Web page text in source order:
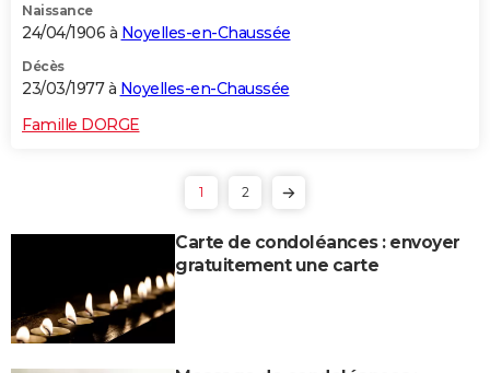
Naissance
24/04/1906 à Noyelles-en-Chaussée
Décès
23/03/1977 à Noyelles-en-Chaussée
Famille DORGE
1 2
Carte de condoléances : envoyer
gratuitement une carte